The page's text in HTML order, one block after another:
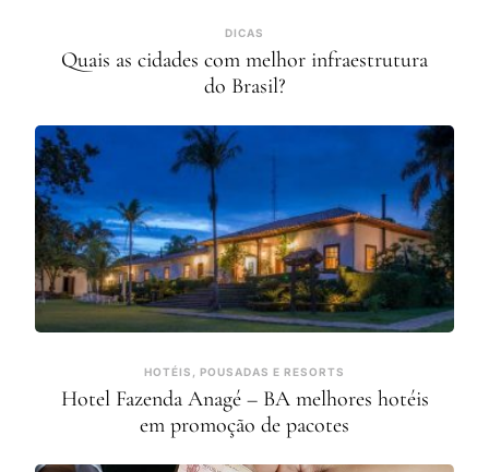
DICAS
Quais as cidades com melhor infraestrutura
do Brasil?
HOTÉIS, POUSADAS E RESORTS
Hotel Fazenda Anagé – BA melhores hotéis
em promoção de pacotes